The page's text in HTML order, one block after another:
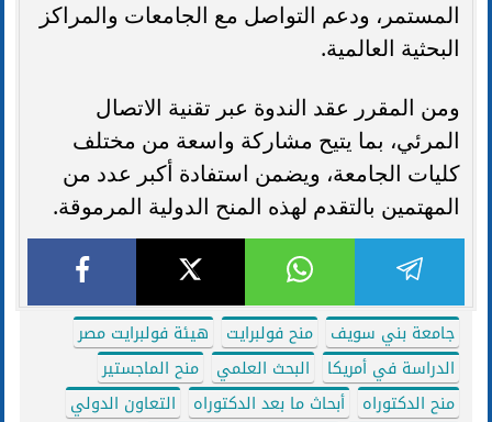
المستمر، ودعم التواصل مع الجامعات والمراكز
البحثية العالمية.
ومن المقرر عقد الندوة عبر تقنية الاتصال
المرئي، بما يتيح مشاركة واسعة من مختلف
كليات الجامعة، ويضمن استفادة أكبر عدد من
المهتمين بالتقدم لهذه المنح الدولية المرموقة.
جامعة بني سويف منح فولبرايت
هيئة فولبرايت مصر
الدراسة في أمريكا
البحث العلمي
منح الماجستير
منح الدكتوراه
أبحاث ما بعد الدكتوراه
التعاون الدولي